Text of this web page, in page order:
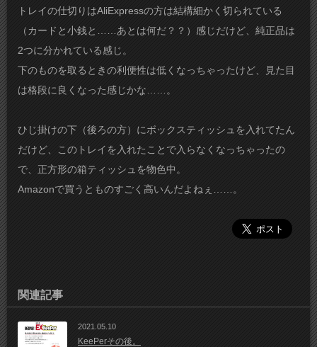
トレイの仕切りはAliExpressの方は結構細かく切られている
（カードと小銭と……あとは何だ？？）感じだけど、純正品は
2つに分かれている感じ。
下のものを取るときの利便性は低くなっちゃったけど、見た目
は格段に良くなった感じかな……。
ひじ掛けの下（後ろの方）にボックスティッシュを入れてたん
だけど、このトレイを入れたことで入らなくなっちゃったの
で、正方形の箱ティッシュを物色中。
Amazonで買うとものすごく高いんだよねぇ……。
関連記事
2021.05.10
KeePerその後。